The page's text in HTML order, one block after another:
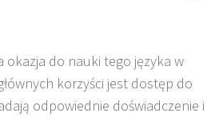
okazja do nauki tego języka w
korzyści jest dostęp do
odpowiednie doświadczenie i